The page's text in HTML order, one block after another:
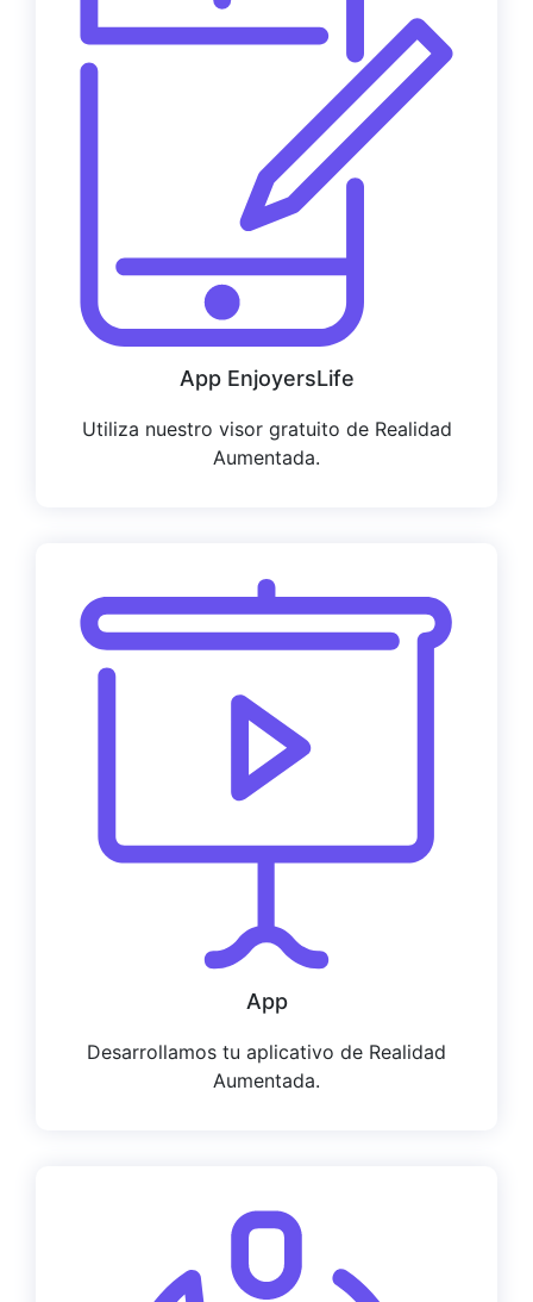
App EnjoyersLife
Utiliza nuestro visor gratuito de Realidad
Aumentada.
App
Desarrollamos tu aplicativo de Realidad
Aumentada.